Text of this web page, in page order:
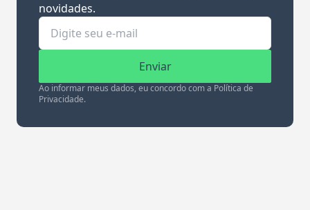
novidades.
Enviar
Ao informar meus dados, eu concordo com a Política de
Privacidade.